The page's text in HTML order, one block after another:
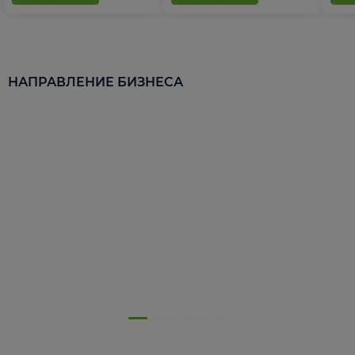
НАПРАВЛЕНИЕ БИЗНЕСА